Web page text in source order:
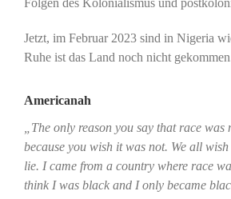
Jetzt, im Februar 2023 sind in Nigeria
Ruhe ist das Land noch nicht
Americanah
„The only reason you say that race was
because you wish it was not. We all
lie. I came from a country where race
think I was black and I only became